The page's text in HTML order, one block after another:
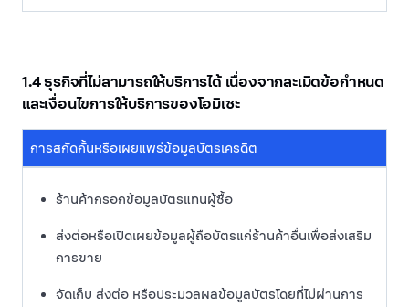
1.4 ธุรกิจที่ไม่สามารถให้บริการได้ เนื่องจากละเมิดข้อกำหนด
และเงื่อนไขการให้บริการของโอมิเซะ
การสกัดกั้นหรือเผยแพร่ข้อมูลบัตรเครดิต
ร้านค้ากรอกข้อมูลบัตรแทนผู้ซื้อ
ส่งต่อหรือเปิดเผยข้อมูลผู้ถือบัตรแก่ร้านค้าอื่นเพื่อส่งเสริม
การขาย
จัดเก็บ ส่งต่อ หรือประมวลผลข้อมูลบัตรโดยที่ไม่ผ่านการ